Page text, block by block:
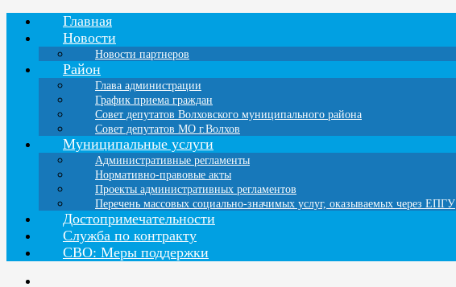
Главная
Новости
Новости партнеров
Район
Глава администрации
График приема граждан
Совет депутатов Волховского муниципального района
Совет депутатов МО г.Волхов
Муниципальные услуги
Административные регламенты
Нормативно-правовые акты
Проекты административных регламентов
Перечень массовых социально-значимых услуг, оказываемых через ЕПГУ
Достопримечательности
Служба по контракту
СВО: Меры поддержки